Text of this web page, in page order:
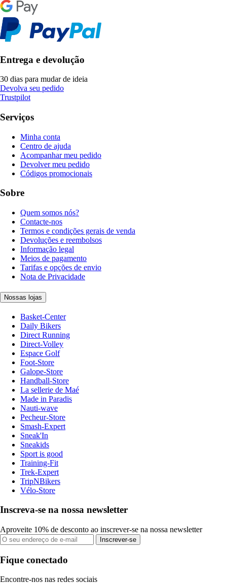
Entrega e devolução
30 dias para mudar de ideia
Devolva seu pedido
Trustpilot
Serviços
Minha conta
Centro de ajuda
Acompanhar meu pedido
Devolver meu pedido
Códigos promocionais
Sobre
Quem somos nós?
Contacte-nos
Termos e condições gerais de venda
Devoluções e reembolsos
Informação legal
Meios de pagamento
Tarifas e opções de envio
Nota de Privacidade
Nossas lojas
Basket-Center
Daily Bikers
Direct Running
Direct-Volley
Espace Golf
Foot-Store
Galope-Store
Handball-Store
La sellerie de Maé
Made in Paradis
Nauti-wave
Pecheur-Store
Smash-Expert
Sneak'In
Sneakids
Sport is good
Training-Fit
Trek-Expert
TripNBikers
Vélo-Store
Inscreva-se na nossa newsletter
Aproveite 10% de desconto ao inscrever-se na nossa newsletter
Inscrever-se
Fique conectado
Encontre-nos nas redes sociais